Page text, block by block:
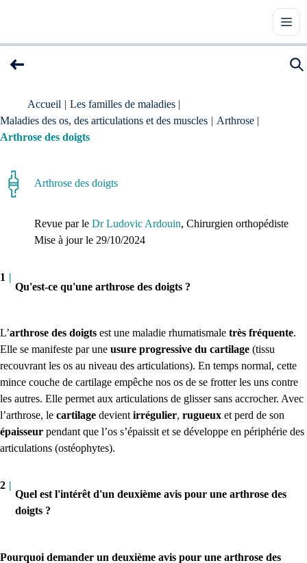
Accueil | Les familles de maladies |
Maladies des os, des articulations et des muscles | Arthrose |
Arthrose des doigts
Arthrose des doigts
Revue par le Dr Ludovic Ardouin, Chirurgien orthopédiste
Mise à jour le 29/10/2024
1 |
Qu'est-ce qu'une arthrose des doigts ?
L’arthrose des doigts est une maladie rhumatismale très fréquente.
Elle se manifeste par une usure progressive du cartilage (tissu
recouvrant les os au niveau des articulations). En temps normal, cette
mince couche de cartilage empêche nos os de se frotter les uns contre
les autres. Elle permet aux articulations de glisser sans accrocher. Avec
l’arthrose, le cartilage devient irrégulier, rugueux et perd de son
épaisseur pendant que l’os s’épaissit et se développe en périphérie des
articulations (ostéophytes).
2 |
Quel est l'intérêt d'un deuxième avis pour une arthrose des
doigts ?
Pourquoi demander un deuxième avis pour une arthrose des